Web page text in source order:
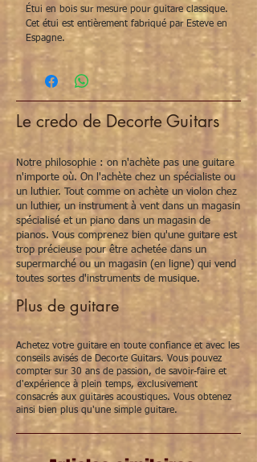
Étui en bois sur mesure pour guitare classique.
Cet étui est entièrement fabriqué par Esteve en
Espagne.
Le credo de Decorte Guitars
Notre philosophie : on n'achète pas une guitare
n'importe où. On l'achète chez un spécialiste ou
un luthier. Tout comme on achète un violon chez
un luthier, un instrument à vent dans un magasin
spécialisé et un piano dans un magasin de
pianos. Vous comprenez bien qu'une guitare est
trop précieuse pour être achetée dans un
supermarché ou un magasin (en ligne) qui vend
toutes sortes d'instruments de musique.
Plus de guitare
Achetez votre guitare en toute confiance et avec les
conseils avisés de Decorte Guitars. Vous pouvez
compter sur 30 ans de passion, de savoir-faire et
d'expérience à plein temps, exclusivement
consacrés aux guitares acoustiques. Vous obtenez
ainsi bien plus qu'une simple guitare.